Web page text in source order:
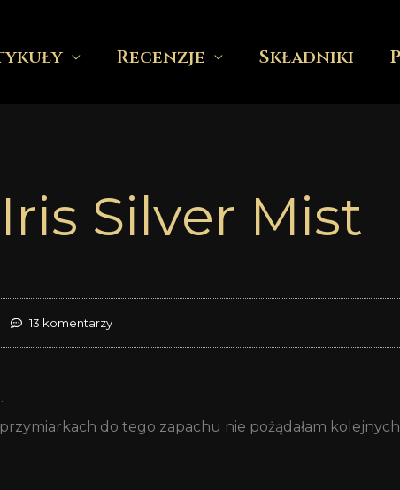
Recenzje Składniki
Silver Mist
13 komentarzy
do tego zapachu nie pożądałam